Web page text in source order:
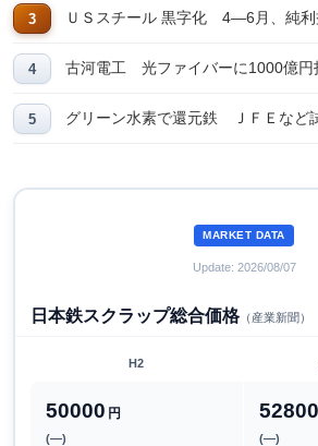
ＵＳスチール 黒字化 4―6月、純利
古河電工 光ファイバーに1000億円
グリーン水素で還元鉄 ＪＦＥなど
MARKET DATA
Update: 2026/08/07
日本鉄スクラップ総合価格（産業新聞）
H2
50000 円
(―)
52800
(―)